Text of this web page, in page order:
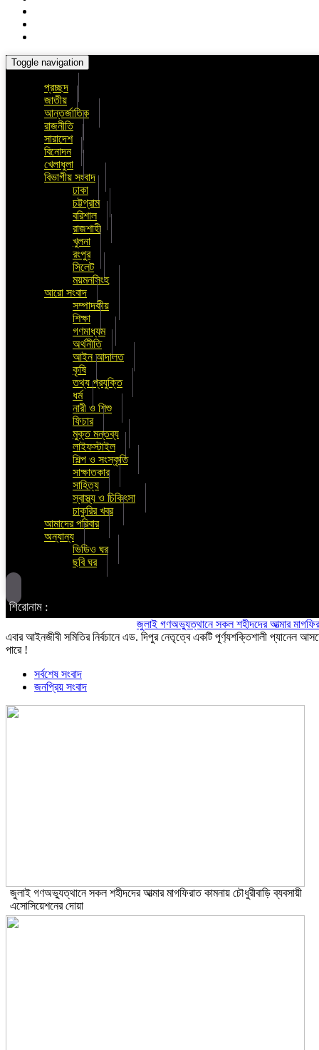
Toggle navigation
প্রচ্ছদ
জাতীয়
আন্তর্জাতিক
রাজনীতি
সারাদেশ
বিনোদন
খেলাধুলা
বিভাগীয় সংবাদ
ঢাকা
চট্টগ্রাম
বরিশাল
রাজশাহী
খুলনা
রংপুর
সিলেট
ময়মনসিংহ
আরো সংবাদ
সম্পাদকীয়
শিক্ষা
গণমাধ্যম
অর্থনীতি
আইন আদালত
কৃষি
তথ্য প্রযুক্তি
ধর্ম
নারী ও শিশু
ফিচার
মুক্ত মন্তব্য
লাইফস্টাইল
শিল্প ও সংস্কৃতি
সাক্ষাতকার
সাহিত্য
স্বাস্থ্য ও চিকিৎসা
চাকুরির খবর
আমাদের পরিবার
অন্যান্য
ভিডিও ঘর
ছবি ঘর
শিরোনাম :
জুলাই গণঅভ্যুত্থানে সকল শহীদদের আত্মার মাগফিরাত
এবার আইনজীবী সমিতির নির্বচানে এড. দিপুর নেতৃত্বে একটি পূর্ণ্যশক্তিশালী প্যানেল
পারে !
সর্বশেষ সংবাদ
জনপ্রিয় সংবাদ
জুলাই গণঅভ্যুত্থানে সকল শহীদদের আত্মার মাগফিরাত কামনায় চৌধুরীবাড়ি ব্যবসায়ী
এসোসিয়েশনের দোয়া